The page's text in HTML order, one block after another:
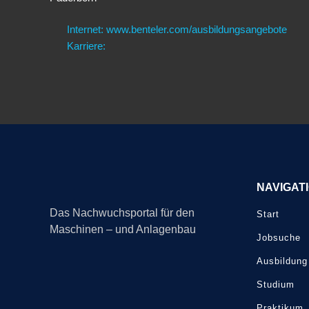
Internet: www.benteler.com/ausbildungsangebote
Karriere:
Das Nachwuchsportal für den
Maschinen – und Anlagenbau
Start
Jobsuche
Ausbildung
Studium